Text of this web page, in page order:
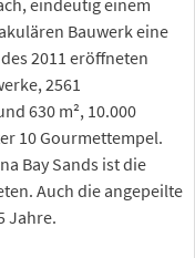
eindeutig einem
Bauwerk eine
2011 eröffneten
2561
630 m², 10.000
10 Gourmettempel.
Bay Sands ist die
Auch die angepeilte
Jahre.